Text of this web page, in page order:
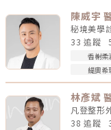
陳威宇
秘境美學
33 追蹤
香榭柔
緹奧希
林彥斌
凡登整形
38 追蹤